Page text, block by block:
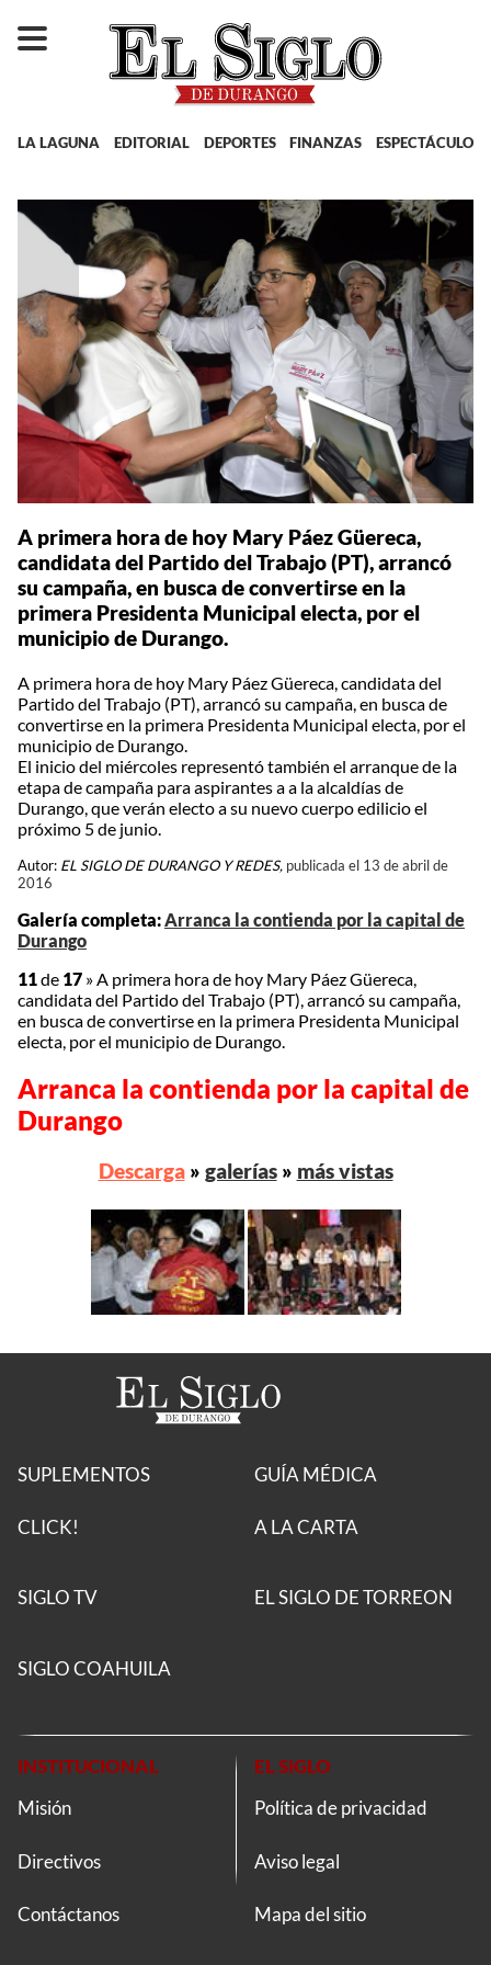
LA LAGUNA EDITORIAL DEPORTES FINANZAS ESPECTÁCULOS
A primera hora de hoy Mary Páez Güereca,
candidata del Partido del Trabajo (PT), arrancó
su campaña, en busca de convertirse en la
primera Presidenta Municipal electa, por el
municipio de Durango.
A primera hora de hoy Mary Páez Güereca, candidata del
Partido del Trabajo (PT), arrancó su campaña, en busca de
convertirse en la primera Presidenta Municipal electa, por el
municipio de Durango.
El inicio del miércoles representó también el arranque de la
etapa de campaña para aspirantes a a la alcaldías de
Durango, que verán electo a su nuevo cuerpo edilicio el
próximo 5 de junio.
Autor: EL SIGLO DE DURANGO Y REDES, publicada el 13 de abril de
2016
Galería completa: Arranca la contienda por la capital de
Durango
11 de 17 » A primera hora de hoy Mary Páez Güereca,
candidata del Partido del Trabajo (PT), arrancó su campaña,
en busca de convertirse en la primera Presidenta Municipal
electa, por el municipio de Durango.
Arranca la contienda por la capital de
Durango
Descarga» galerías» más vistas
SUPLEMENTOS
CLICK!
GUÍA MÉDICA
A LA CARTA
SIGLO TV EL SIGLO DE TORREON
SIGLO COAHUILA
INSTITUCIONAL
Misión
Directivos
Contáctanos
EL SIGLO
Política de privacidad
Aviso legal
Mapa del sitio